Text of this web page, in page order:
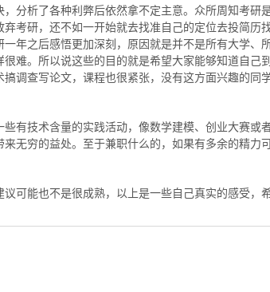
分析了各种利弊后依然拿不定主意。众所周知考
考研，还不如一开始就去找准自己的定位去投简
年之后感悟更加深刻，原因就是并不是所有大学
难。所以说这些的目的就是希望大家能够知道自
调查写论文，课程也很紧张，没有这方面兴趣的
有技术含量的实践活动，像数学建模、创业大赛
无穷的益处。至于兼职什么的，如果有多余的精
可能也不是很成熟，以上是一些自己真实的感受，